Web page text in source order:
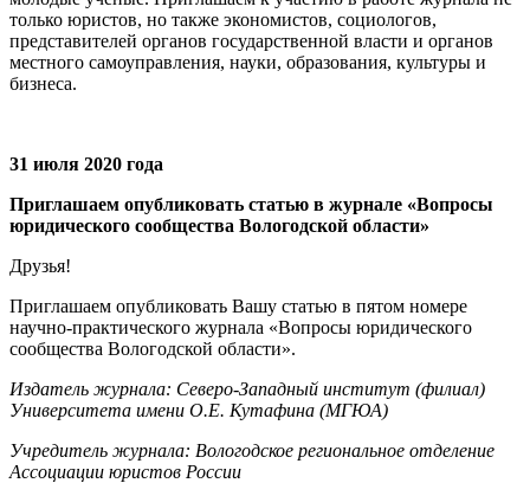
только юристов, но также экономистов, социологов,
представителей органов государственной власти и органов
местного самоуправления, науки, образования, культуры и
бизнеса.
31 июля 2020 года
Приглашаем опубликовать статью в журнале «Вопросы
юридического сообщества Вологодской области»
Друзья!
Приглашаем опубликовать Вашу статью в пятом номере
научно-практического журнала «Вопросы юридического
сообщества Вологодской области».
Издатель журнала: Северо-Западный институт (филиал)
Университета имени О.Е. Кутафина (МГЮА)
Учредитель журнала: Вологодское региональное отделение
Ассоциации юристов России